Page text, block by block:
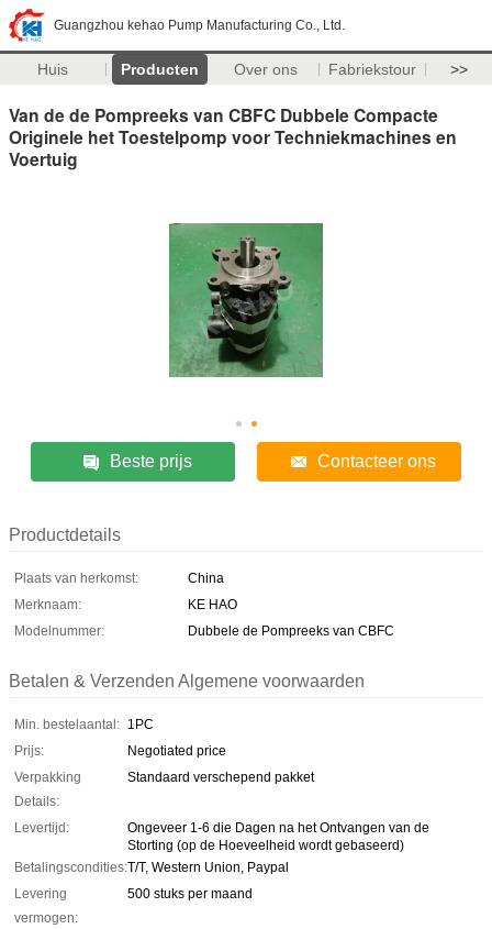
Guangzhou kehao Pump Manufacturing Co., Ltd.
Huis Producten Over ons Fabriekstour >>
Van de de Pompreeks van CBFC Dubbele Compacte
Originele het Toestelpomp voor Techniekmachines en
Voertuig
Beste prijs Contacteer ons
Productdetails
Plaats van herkomst:
China
Merknaam:
KE HAO
Modelnummer:
Dubbele de Pompreeks van CBFC
Betalen & Verzenden Algemene voorwaarden
Min. bestelaantal: 1PC
Prijs:
Negotiated price
Verpakking
Details:
Standaard verschepend pakket
Levertijd:
Ongeveer 1-6 die Dagen na het Ontvangen van de
Storting (op de Hoeveelheid wordt gebaseerd)
Betalingscondities:T/T, Western Union, Paypal
Levering
vermogen:
500 stuks per maand